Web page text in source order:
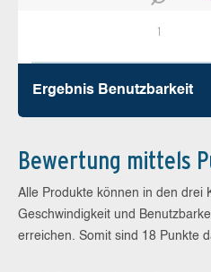
1
Ergebnis Benutz­barkeit
Bewertung mittels
Alle Produkte können in den drei
Geschwindigkeit und
erreichen. Somit sind 18 Punkte